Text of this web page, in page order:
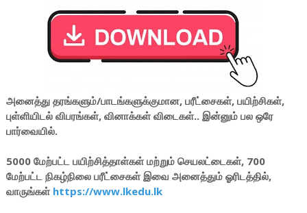
அனைத்து தரங்களும்/பாடங்களுக்குமான, பரீட்சைகள், பயிற்சிகள்,
புள்ளியிடல் விபரங்கள், வினாக்கள் விடைகள்.. இன்னும் பல ஒரே
பார்வையில்.
5000 மேற்பட்ட பயிற்சித்தாள்கள் மற்றும் செயலட்டைகள், 700
மேற்பட்ட நிகழ்நிலை பரீட்சைகள் இவை அனைத்தும் ஓரிடத்தில்,
வாருங்கள் https://www.lkedu.lk